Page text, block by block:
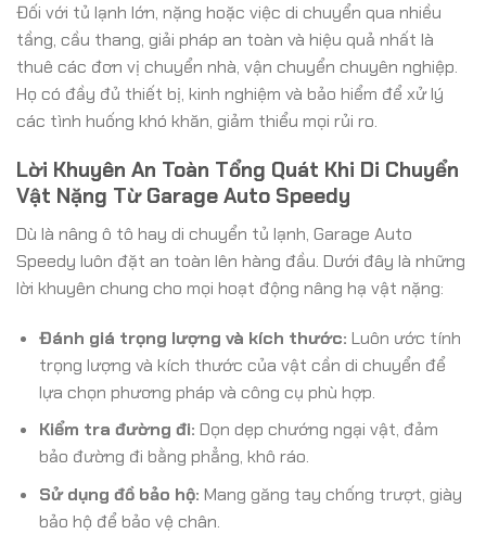
Đối với tủ lạnh lớn, nặng hoặc việc di chuyển qua nhiều
tầng, cầu thang, giải pháp an toàn và hiệu quả nhất là
thuê các đơn vị chuyển nhà, vận chuyển chuyên nghiệp.
Họ có đầy đủ thiết bị, kinh nghiệm và bảo hiểm để xử lý
các tình huống khó khăn, giảm thiểu mọi rủi ro.
Lời Khuyên An Toàn Tổng Quát Khi Di Chuyển
Vật Nặng Từ Garage Auto Speedy
Dù là nâng ô tô hay di chuyển tủ lạnh, Garage Auto
Speedy luôn đặt an toàn lên hàng đầu. Dưới đây là những
lời khuyên chung cho mọi hoạt động nâng hạ vật nặng:
Đánh giá trọng lượng và kích thước: Luôn ước tính
trọng lượng và kích thước của vật cần di chuyển để
lựa chọn phương pháp và công cụ phù hợp.
Kiểm tra đường đi: Dọn dẹp chướng ngại vật, đảm
bảo đường đi bằng phẳng, khô ráo.
Sử dụng đồ bảo hộ: Mang găng tay chống trượt, giày
bảo hộ để bảo vệ chân.